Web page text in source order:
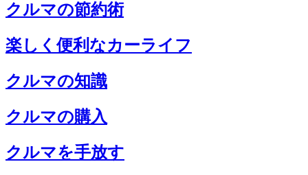
クルマの節約術
楽しく便利なカーライフ
クルマの知識
クルマの購入
クルマを手放す